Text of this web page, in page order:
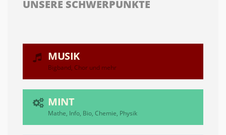
UNSERE SCHWERPUNKTE
MUSIK
Bigband, Chor und mehr
MINT
Mathe, Info, Bio, Chemie, Physik